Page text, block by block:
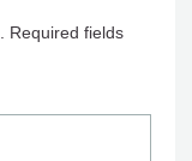
Required fields